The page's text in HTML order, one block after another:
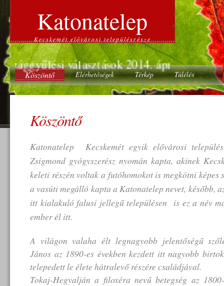
Katonatelep
Kecskemét elővárosi településrésze
választások 2014. április 06.
Köszöntő Elérhetőségek Térkép Túlélés
Köszöntő
Katonatelep Kecskemét egyik elővárosi
Zsigmond gyógyszerész nyomán kapta, akinek
keleti részén voltak a futóhomokot is megkötni
a vasúti megálló kapta a Katonatelep nevet, később,
itt kialakuló falusi jellegű településen is ez a név
ember él itt.
A világon valaha élt legnagyobb jelentőségű
János az 1890-es években kezdett itt nagyobb
telepedett le élete hátralevő részére családjával.
Tokaj-Hegyalján a filoxéra nevű betegség az